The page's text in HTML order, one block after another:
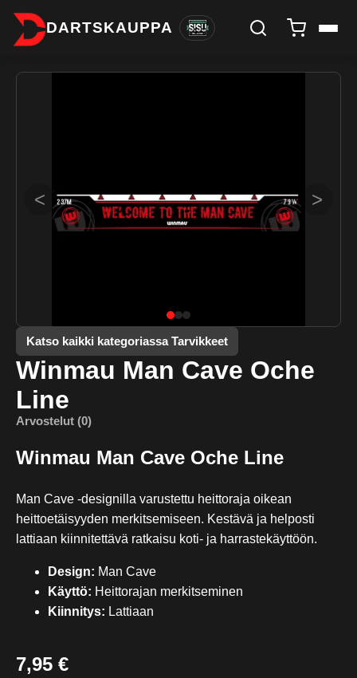
DARTSKAUPPA
< >
Katso kaikki kategoriassa Tarvikkeet
Winmau Man Cave Oche
Line
Arvostelut (0)
Winmau Man Cave Oche Line
Man Cave -designilla varustettu heittoraja oikean
heittoetäisyyden merkitsemiseen. Kestävä ja helposti
lattiaan kiinnitettävä ratkaisu koti- ja harrastekäyttöön.
Design: Man Cave
Käyttö: Heittorajan merkitseminen
Kiinnitys: Lattiaan
7,95 €